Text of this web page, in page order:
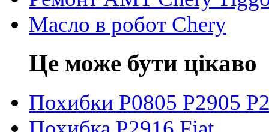
Масло в робот Chery
Це може бути цікаво
Похибки P0805 P2905